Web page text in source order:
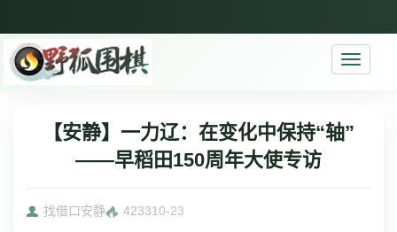
Toggle
【安静】一力辽：在变化中保持“轴”
——早稻田150周年大使专访
找借口安静 423310-23